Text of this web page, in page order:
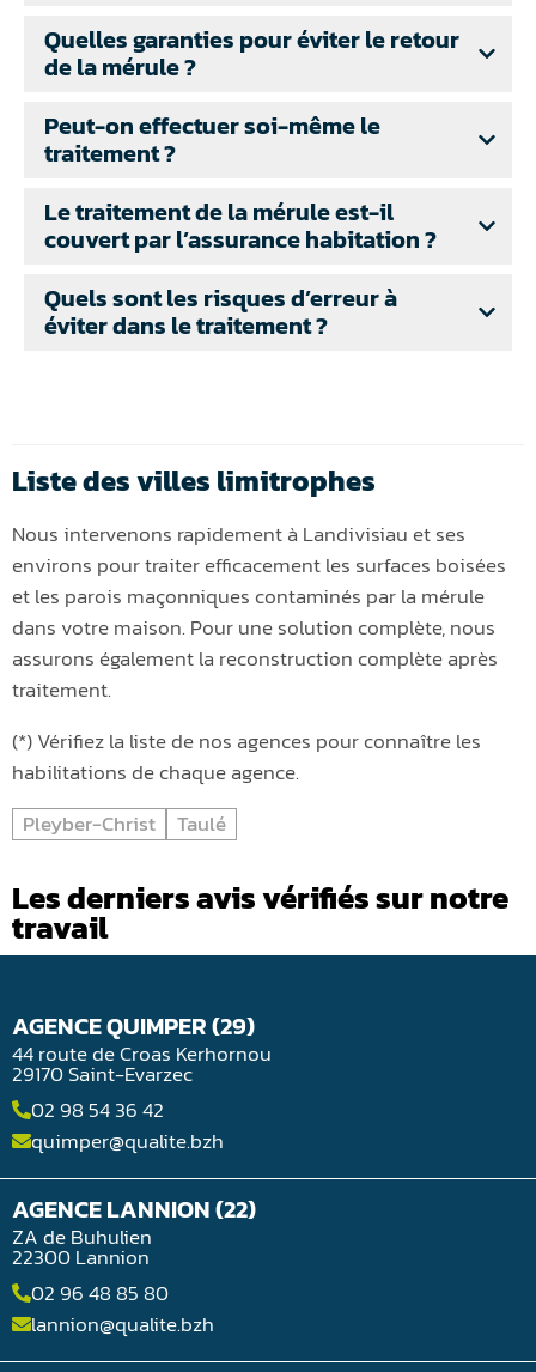
Quelles garanties pour éviter le retour
de la mérule ?
Peut-on effectuer soi-même le
traitement ?
Le traitement de la mérule est-il
couvert par l’assurance habitation ?
Quels sont les risques d’erreur à
éviter dans le traitement ?
Liste des villes limitrophes
Nous intervenons rapidement à Landivisiau et ses
environs pour traiter efficacement les surfaces boisées
et les parois maçonniques contaminés par la mérule
dans votre maison. Pour une solution complète, nous
assurons également la reconstruction complète après
traitement.
(*) Vérifiez la liste de nos agences pour connaître les
habilitations de chaque agence.
Pleyber-Christ
Taulé
Les derniers avis vérifiés sur notre
travail
AGENCE QUIMPER (29)
44 route de Croas Kerhornou
29170 Saint-Evarzec
02 98 54 36 42
quimper@qualite.bzh
AGENCE LANNION (22)
ZA de Buhulien
22300 Lannion
02 96 48 85 80
lannion@qualite.bzh